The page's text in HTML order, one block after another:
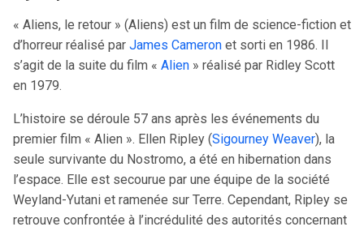
« Aliens, le retour » (Aliens) est un film de science-fiction et
d’horreur réalisé par James Cameron et sorti en 1986. Il
s’agit de la suite du film « Alien » réalisé par Ridley Scott
en 1979.
L’histoire se déroule 57 ans après les événements du
premier film « Alien ». Ellen Ripley (Sigourney Weaver), la
seule survivante du Nostromo, a été en hibernation dans
l’espace. Elle est secourue par une équipe de la société
Weyland-Yutani et ramenée sur Terre. Cependant, Ripley se
retrouve confrontée à l’incrédulité des autorités concernant